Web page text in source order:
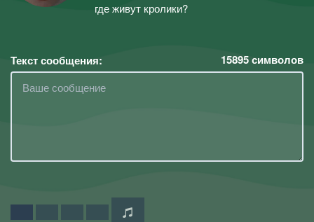
где живут кролики?
Текст сообщения: 15895символов